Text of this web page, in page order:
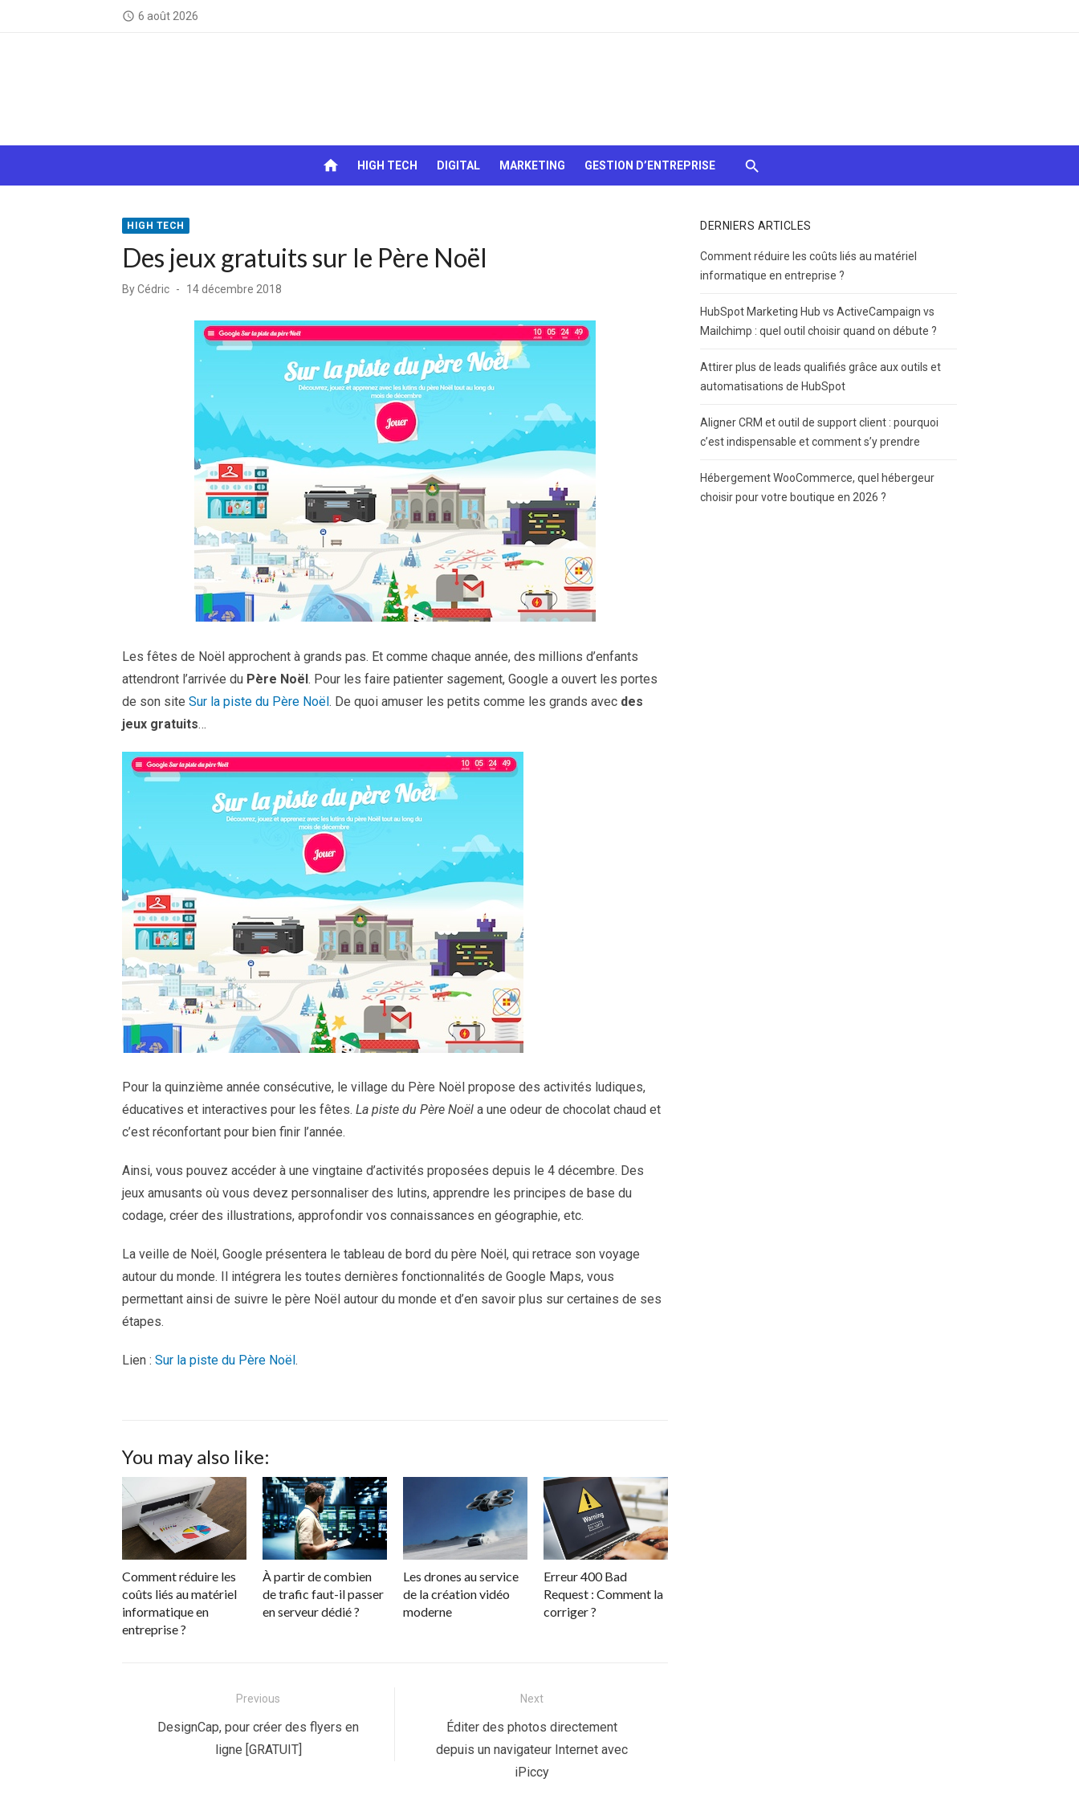
access_time 6 août 2026
chocolats…
home HIGH TECH DIGITAL MARKETING GESTION D’ENTREPRISE
HIGH TECH
Des jeux gratuits sur le Père Noël
ByCédric
Posted
14 décembre 2018
Les fêtes de Noël approchent à grands pas. Et comme chaque année, des millions d’enfants
attendront l’arrivée du Père Noël. Pour les faire patienter sagement, Google a ouvert les portes
de son site Sur la piste du Père Noël. De quoi amuser les petits comme les grands avec des
jeux gratuits…
Pour la quinzième année consécutive, le village du Père Noël propose des activités ludiques,
éducatives et interactives pour les fêtes. La piste du Père Noël a une odeur de chocolat chaud et
c’est réconfortant pour bien finir l’année.
Ainsi, vous pouvez accéder à une vingtaine d’activités proposées depuis le 4 décembre. Des
jeux amusants où vous devez personnaliser des lutins, apprendre les principes de base du
codage, créer des illustrations, approfondir vos connaissances en géographie, etc.
La veille de Noël, Google présentera le tableau de bord du père Noël, qui retrace son voyage
autour du monde. Il intégrera les toutes dernières fonctionnalités de Google Maps, vous
permettant ainsi de suivre le père Noël autour du monde et d’en savoir plus sur certaines de ses
étapes.
Lien : Sur la piste du Père Noël.
You may also like:
Comment réduire les
coûts liés au matériel
informatique en
entreprise ?
À partir de combien
de trafic faut-il passer
en serveur dédié ?
Les drones au service
de la création vidéo
moderne
Erreur 400 Bad
Request : Comment la
corriger ?
Previous
Previous
DesignCap, pour créer des flyers en
ligne [GRATUIT]
Next
Next
post:
Éditer des photos directement
depuis un navigateur Internet avec
iPiccy
DERNIERS ARTICLES
Comment réduire les coûts liés au matériel
informatique en entreprise ?
HubSpot Marketing Hub vs ActiveCampaign vs
Mailchimp : quel outil choisir quand on débute ?
Attirer plus de leads qualifiés grâce aux outils et
automatisations de HubSpot
Aligner CRM et outil de support client : pourquoi
c’est indispensable et comment s’y prendre
Hébergement WooCommerce, quel hébergeur
choisir pour votre boutique en 2026 ?